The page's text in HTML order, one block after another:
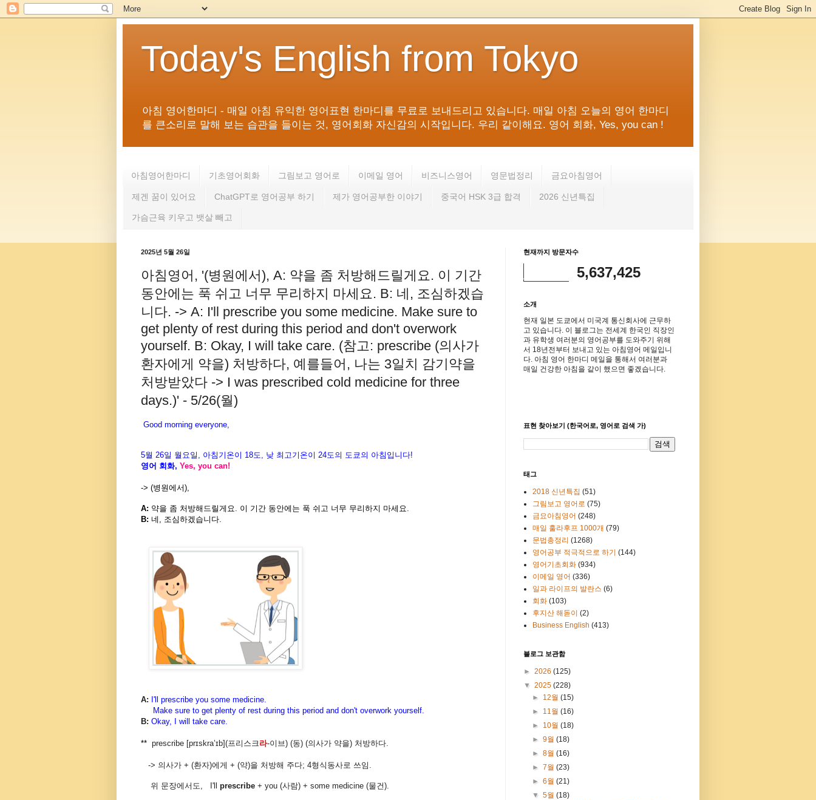
Today's English from Tokyo
아침 영어한마디 - 매일 아침 유익한 영어표현 한마디를 무료로 보내드리고 있습니다. 매일 아침 오늘의 영어 한마디
를 큰소리로 말해 보는 습관을 들이는 것, 영어회화 자신감의 시작입니다. 우리 같이해요. 영어 회화, Yes, you can !
아침영어한마디 기초영어회화 그림보고 영어로 이메일 영어 비즈니스영어 영문법정리 금요아침영어
제겐 꿈이 있어요 ChatGPT로 영어공부 하기 제가 영어공부한 이야기 중국어 HSK 3급 합격 2026 신년특집
가슴근육 키우고 뱃살 빼고
2025년 5월 26일
아침영어, '(병원에서), A: 약을 좀 처방해드릴게요. 이 기간
동안에는 푹 쉬고 너무 무리하지 마세요. B: 네, 조심하겠습
니다. -> A: I'll prescribe you some medicine. Make sure to
get plenty of rest during this period and don't overwork
yourself. B: Okay, I will take care. (참고: prescribe (의사가
환자에게 약을) 처방하다, 예를들어, 나는 3일치 감기약을
처방받았다 -> I was prescribed cold medicine for three
days.)' - 5/26(월)
Good morning everyone,
5월 26일 월 요일 아침기온이 18도 낮 최고기온이 24도 의 도 쿄의 아침입니다!
영어 회화, Yes, you can!
-> (병원에서),
A: 약을 좀 처방해드릴게요 이 기간 동안에는 푹 쉬고 너무 무리하지 마세요
B: 네 조심하겠습니다
A: I'll prescribe you some medicine.
Make sure to get plenty of rest during this period and don't overwork yourself.
B: Okay, I will take care.
** prescribe [prɪskra’ɪb](프리스크 라-이브) (동) (의사가 약을) 처방하다
-> 의사가 + (환자)에게 + (약)을 처방해 주다; 4형식동사로 쓰임.
위 문장에서도, I'll prescribe + you (사람) + some medicine (물건).
현재까지 방문자수
5,637,425
소개
현재 일본 도쿄에서 미국계 통신회사에 근무하
고 있습니다. 이 블로그는 전세계 한국인 직장인
과 유학생 여러분의 영어공부를 도와주기 위해
서 18년전부터 보내고 있는 아침영어 메일입니
다. 아침 영어 한마디 메일을 통해서 여러분과
매일 건강한 아침을 같이 했으면 좋겠습니다.
표현 찾아보기 (한국어로, 영어로 검색 가)
태그
2018 신년특집 (51)
그림보고 영어로 (75)
금요아침영어 (248)
매일 훌라후프 1000개 (79)
문법총정리 (1268)
영어공부 적극적으로 하기 (144)
영어기초회화 (934)
이메일 영어 (336)
일과 라이프의 발란스 (6)
회화 (103)
후지산 해돋이 (2)
Business English (413)
블로그 보관함
► 2026 (125)
▼ 2025 (228)
► 12월(15)
► 11월(16)
► 10월(18)
►9월(18)
►8월(16)
►7월(23)
►6월(21)
▼5월(18)